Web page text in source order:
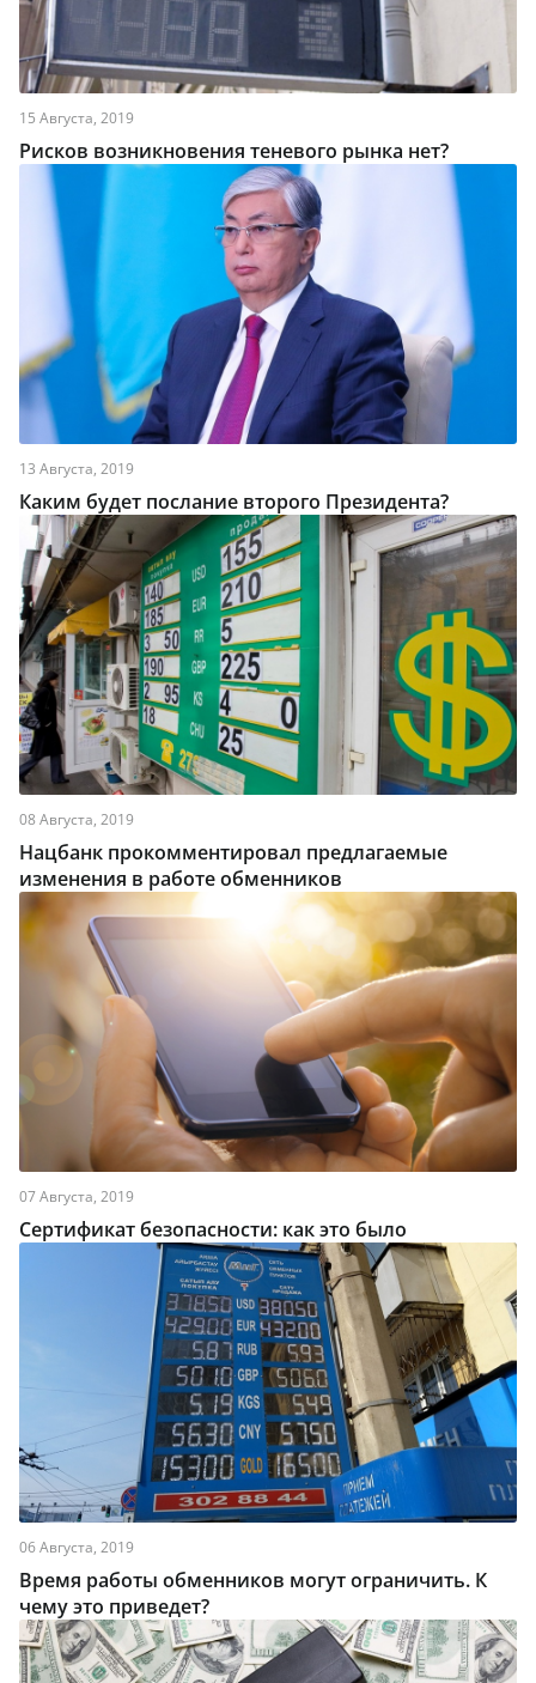
15 Августа, 2019
Рисков возникновения теневого рынка нет?
13 Августа, 2019
Каким будет послание второго Президента?
08 Августа, 2019
Нацбанк прокомментировал предлагаемые
изменения в работе обменников
07 Августа, 2019
Сертификат безопасности: как это было
06 Августа, 2019
Время работы обменников могут ограничить. К
чему это приведет?